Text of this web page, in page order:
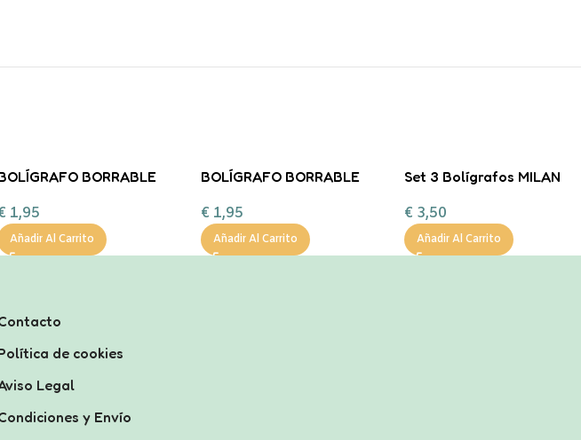
BORRABLE
1,95
Añadir Al Carrito
BOLÍGRAFO BORRABLE
€ 1,95
Añadir Al Carrito
Set 3 Bolígrafos MILAN
€ 3,50
Añadir Al Carrito
de cookies
Legal
y Envío